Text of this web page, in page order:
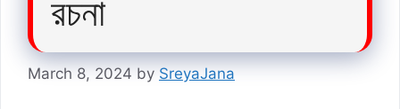
রচনা
March 8, 2024 by SreyaJana